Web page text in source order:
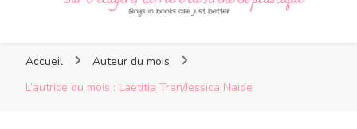
sirène en plastique
Accueil
Auteur du mois
L’autrice du mois : Laetitia Tran/Jessica Naide